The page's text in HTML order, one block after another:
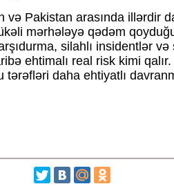
və Pakistan arasında illərdir
mərhələyə qədəm
silahlı insidentlər
ehtimalı real risk kimi
tərəfləri daha ehtiyatlı